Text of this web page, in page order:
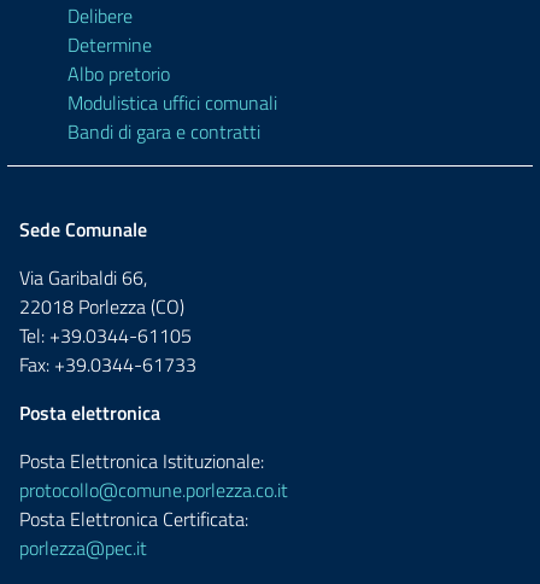
Delibere
Determine
Albo pretorio
Modulistica uffici comunali
Bandi di gara e contratti
Sede Comunale
Via Garibaldi 66,
22018 Porlezza (CO)
Tel: +39.0344-61105
Fax: +39.0344-61733
Posta elettronica
Posta Elettronica Istituzionale:
protocollo@comune.porlezza.co.it
Posta Elettronica Certificata:
porlezza@pec.it